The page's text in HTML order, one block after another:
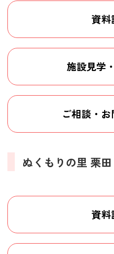
資
施設見学
ご相談・
ぬくもりの里 栗田
資